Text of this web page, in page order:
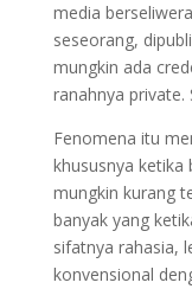
media
seseorang,
mungkin ada
ranahnya private.
Fenomena itu
khususnya ketika
mungkin kurang
banyak yang
sifatnya rahasia,
konvensional